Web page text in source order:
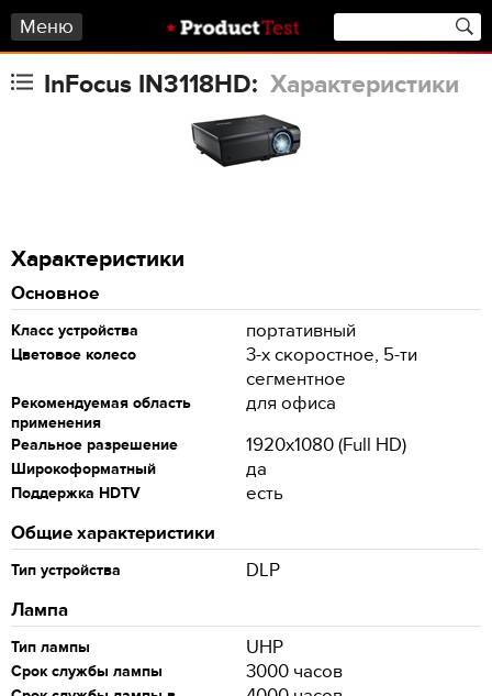
Меню
InFocus IN3118HD: Характеристики
Характеристики
Основное
Класс устройства портативный
Цветовое колесо
3-x скоростное, 5-ти
сегментное
Рекомендуемая область
применения
для офиса
Реальное разрешение 1920x1080 (Full HD)
Широкоформатный да
Поддержка HDTV
есть
Общие характеристики
Тип устройства
DLP
Лампа
Тип лампы UHP
Срок службы лампы 3000 часов